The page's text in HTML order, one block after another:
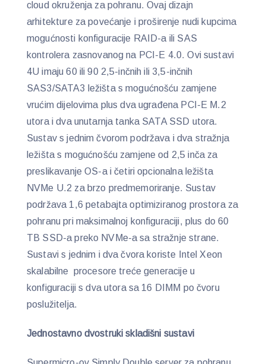
cloud okruženja za pohranu. Ovaj dizajn
arhitekture za povećanje i proširenje nudi kupcima
mogućnosti konfiguracije RAID-a ili SAS
kontrolera zasnovanog na PCI-E 4.0. Ovi sustavi
4U imaju 60 ili 90 2,5-inčnih ili 3,5-inčnih
SAS3/SATA3 ležišta s mogućnošću zamjene
vrućim dijelovima plus dva ugrađena PCI-E M.2
utora i dva unutarnja tanka SATA SSD utora.
Sustav s jednim čvorom podržava i dva stražnja
ležišta s mogućnošću zamjene od 2,5 inča za
preslikavanje OS-a i četiri opcionalna ležišta
NVMe U.2 za brzo predmemoriranje. Sustav
podržava 1,6 petabajta optimiziranog prostora za
pohranu pri maksimalnoj konfiguraciji, plus do 60
TB SSD-a preko NVMe-a sa stražnje strane.
Sustavi s jednim i dva čvora koriste Intel Xeon
skalabilne procesore treće generacije u
konfiguraciji s dva utora sa 16 DIMM po čvoru
poslužitelja.
Jednostavno dvostruki skladišni sustavi